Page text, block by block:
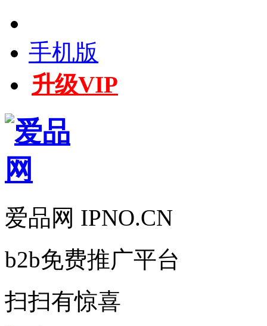
手机版
升级VIP
爱品网 IPNO.CN
b2b免费推广平台
扫扫有惊喜